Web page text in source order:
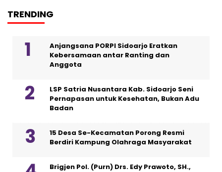
TRENDING
Anjangsana PORPI Sidoarjo Eratkan
Kebersamaan antar Ranting dan
Anggota
LSP Satria Nusantara Kab. Sidoarjo Seni
Pernapasan untuk Kesehatan, Bukan Adu
Badan
15 Desa Se-Kecamatan Porong Resmi
Berdiri Kampung Olahraga Masyarakat
Brigjen Pol. (Purn) Drs. Edy Prawoto, SH.,